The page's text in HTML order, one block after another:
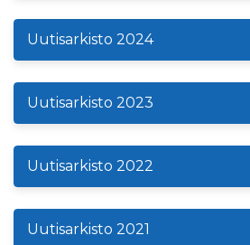
Uutisarkisto 2024
Uutisarkisto 2023
Uutisarkisto 2022
Uutisarkisto 2021